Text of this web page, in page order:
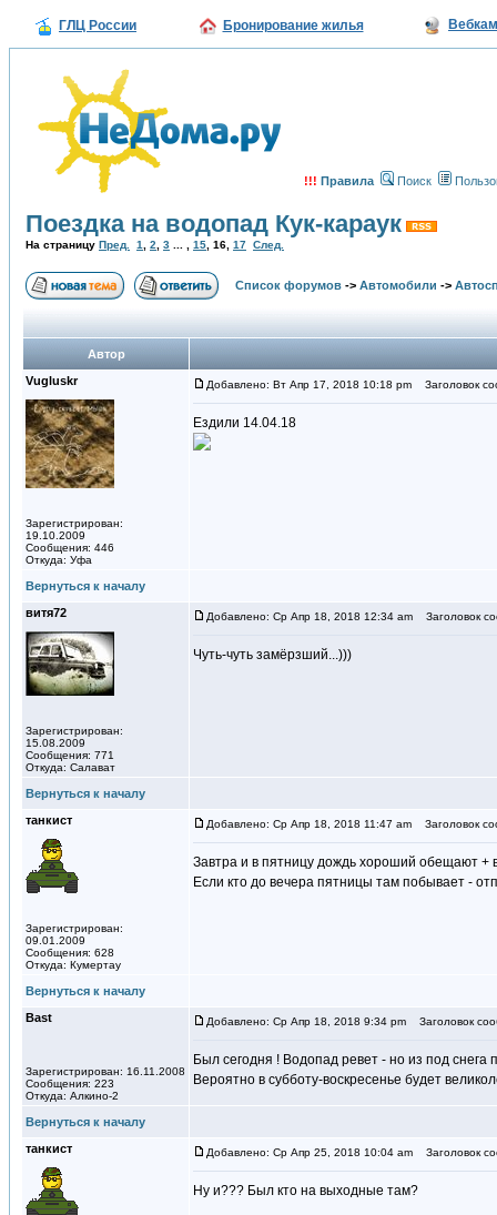
ГЛЦ России Бронирование жилья
!!! Правила Поиск
Поездка на водопад Кук-караук
На страницу Пред. 1 2 3 15 16 17 След.
Список форумов -> Автомобили ->
Автор
Vugluskr
Зарегистрирован:
19.10.2009
Сообщения: 446
Откуда: Уфа
Добавлено: Вт Апр 17, 2018 10:18 pm Заголовок
Ездили 14.04.18
Вернуться к началу
витя72
Зарегистрирован:
15.08.2009
Сообщения: 771
Откуда: Салават
Добавлено: Ср Апр 18, 2018 12:34 am Заголовок
Чуть-чуть замёрзший...)))
Вернуться к началу
танкист
Зарегистрирован:
09.01.2009
Сообщения: 628
Откуда: Кумертау
Добавлено: Ср Апр 18, 2018 11:47 am Заголовок
Завтра и в пятницу дождь хороший обещают +
Если кто до вечера пятницы там побывает -
Вернуться к началу
Вast
Зарегистрирован: 16.11.2008
Сообщения: 223
Откуда: Алкино-2
Добавлено: Ср Апр 18, 2018 9:34 pm Заголовок
Был сегодня ! Водопад ревет - но из под снега
Вероятно в субботу-воскресенье будет
Вернуться к началу
танкист
Добавлено: Ср Апр 25, 2018 10:04 am Заголовок
Ну и??? Был кто на выходные там?